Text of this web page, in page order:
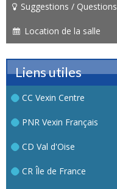
Suggestions / Questions
Location de la salle
Liens utiles
CC Vexin Centre
PNR Vexin Français
CD Val d'Oise
CR Île de France